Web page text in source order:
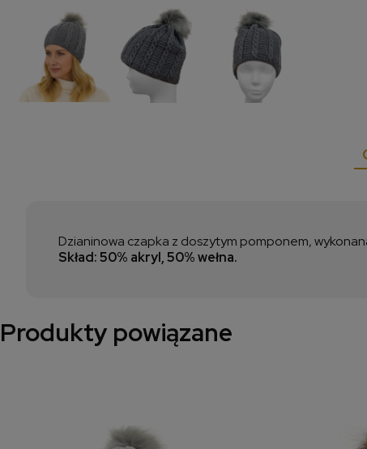
Dzianinowa czapka z doszytym pomponem,
Skład: 50% akryl, 50% wełna.
Produkty powiązane